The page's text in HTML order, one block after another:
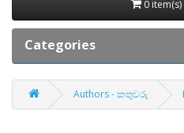
0 item(s)
Categories
Authors - කතුවරු